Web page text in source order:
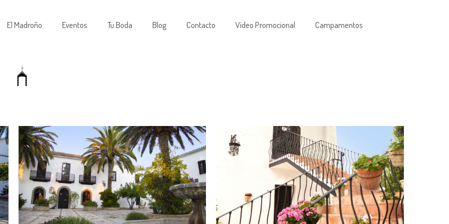
El Madroño Eventos Tu Boda Blog Contacto Vídeo Promocional Campamentos